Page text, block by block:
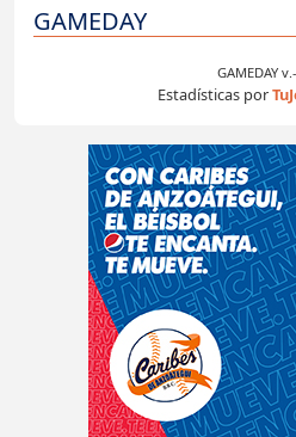
GAMEDAY
GAMEDAY
Estadísticas por